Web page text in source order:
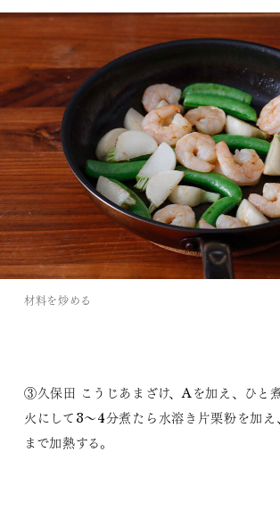
材料を炒める
③久保田 こうじあまざけ、Aを加え、ひと
火にして3～4分煮たら水溶き片栗粉を加え
まで加熱する。